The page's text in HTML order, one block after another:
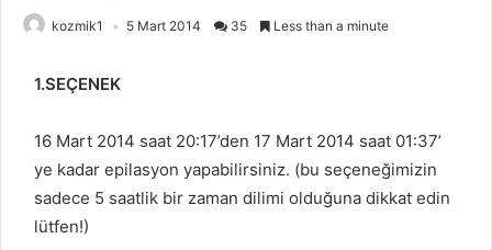
kozmik1 5 Mart 2014 35 Less than a minute
1.SEÇENEK
16 Mart 2014 saat 20:17’den 17 Mart 2014 saat 01:37’
ye kadar epilasyon yapabilirsiniz. (bu seçeneğimizin
sadece 5 saatlik bir zaman dilimi olduğuna dikkat edin
lütfen!)